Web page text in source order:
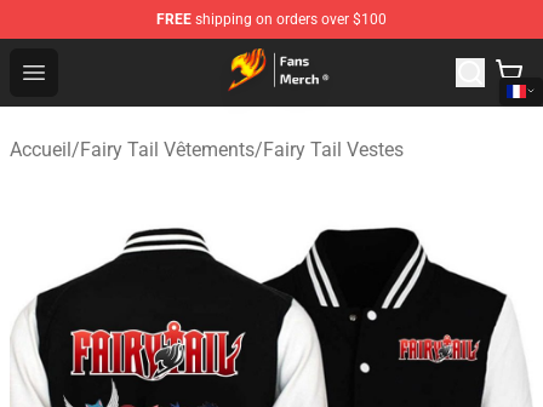
FREE shipping on orders over $100
Open menu
Fairy Tail Store - Official Fairy Tail Merchandise Shop
Accueil/Fairy Tail Vêtements/Fairy Tail Vestes